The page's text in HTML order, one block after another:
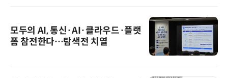
모두의 AI, 통신·AI·클라우드·플랫
폼 참전한다…탐색전 치열